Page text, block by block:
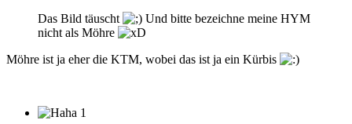
Das Bild täuscht
Und bitte bezeichne meine HYM
nicht als Möhre
Möhre ist ja eher die KTM, wobei das ist ja ein Kürbis
1